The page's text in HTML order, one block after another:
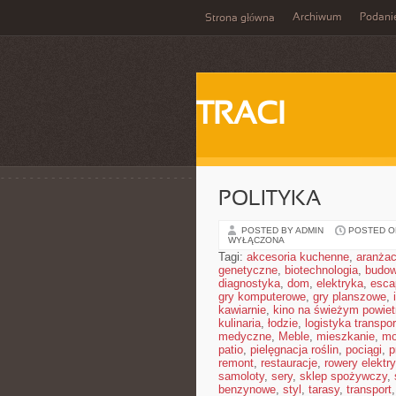
Strona główna Archiwum
TRACI
POLITYKA
POSTED BY ADMIN POSTED
WYŁĄCZONA
Tagi: akcesoria kuchenne,
genetyczne, biotechnologia,
diagnostyka, dom, elektryka,
gry komputerowe, gry planszowe,
kawiarnie, kino na świeżym
kulinaria, łodzie, logistyka
medyczne, Meble, mieszkanie,
patio, pielęgnacja roślin, pociągi,
remont, restauracje, rowery
samoloty, sery, sklep spożywczy,
benzynowe, styl , tarasy, transport,